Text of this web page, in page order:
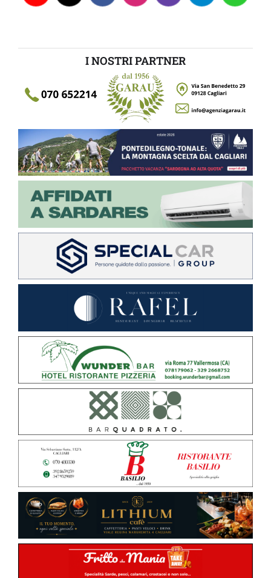
I NOSTRI PARTNER